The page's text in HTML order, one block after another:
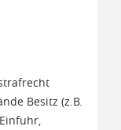
Besitz (z.B.